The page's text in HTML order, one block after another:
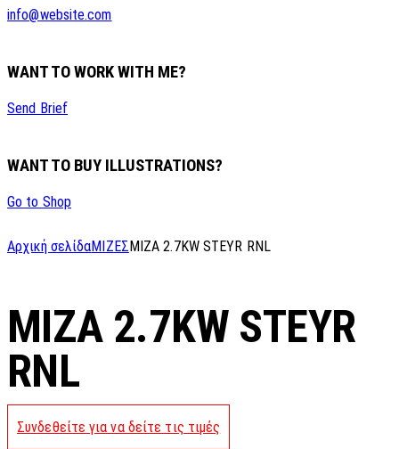
info@website.com
WANT TO WORK WITH ME?
Send Brief
WANT TO BUY ILLUSTRATIONS?
Go to Shop
Αρχική σελίδαΜΙΖΕΣ MIZA 2.7KW STEYR RNL
MIZA 2.7KW STEYR
RNL
Συνδεθείτε για να δείτε τις τιμές